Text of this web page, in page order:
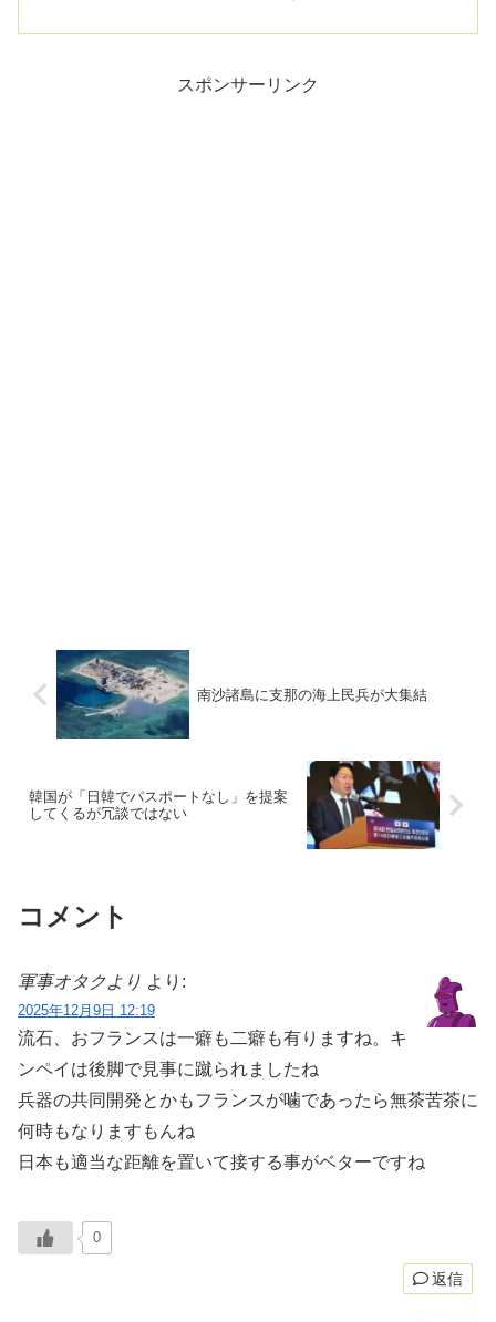
スポンサーリンク
南沙諸島に支那の海上民兵が大集結
韓国が「日韓でパスポートなし」を提案
してくるが冗談ではない
コメント
軍事オタクより より:
2025年12月9日 12:19
流石、おフランスは一癖も二癖も有りますね。キ
ンペイは後脚で見事に蹴られましたね
兵器の共同開発とかもフランスが噛であったら無茶苦茶に
何時もなりますもんね
日本も適当な距離を置いて接する事がベターですね
0
返信